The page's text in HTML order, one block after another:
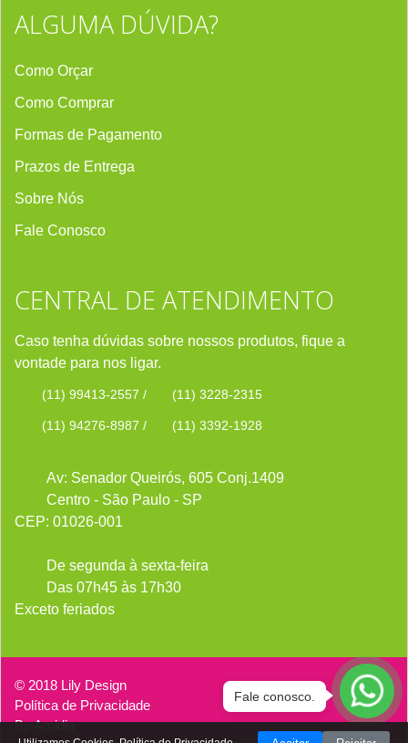
ALGUMA DÚVIDA?
Como Orçar
Como Comprar
Formas de Pagamento
Prazos de Entrega
Sobre Nós
Fale Conosco
CENTRAL DE ATENDIMENTO
Caso tenha dúvidas sobre nossos produtos, fique a
vontade para nos ligar.
(11) 99413-2557 / (11) 3228-2315
(11) 94276-8987 / (11) 3392-1928
Av: Senador Queirós, 605 Conj.1409
Centro - São Paulo - SP
CEP: 01026-001
De segunda à sexta-feira
Das 07h45 às 17h30
Exceto feriados
© 2018 Lily Design
Política de Privacidade
ByAmidia
Fale conosco.